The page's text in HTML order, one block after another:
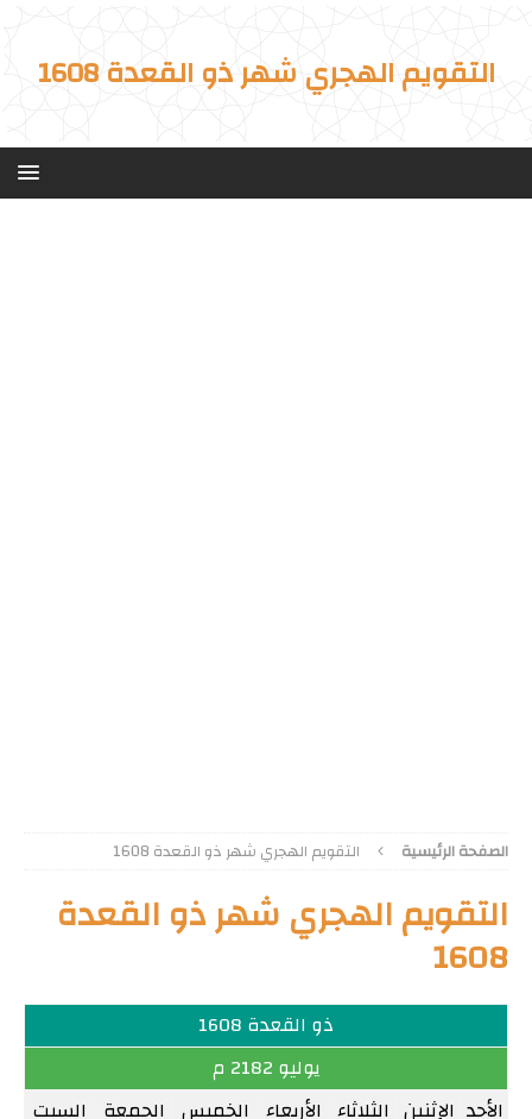
التقويم الهجري شهر ذو القعدة 1608
الصفحة الرئيسية التقويم الهجري شهر ذو القعدة 1608
التقويم الهجري شهر ذو القعدة
1608
ذو القعدة 1608
يوليو 2182 م
الأحد الإثنين الثلاثاء الأربعاء الخميس الجمعة السبت